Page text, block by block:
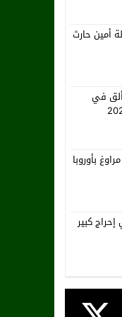
أمين حارث
في
بأوروبا
كبير